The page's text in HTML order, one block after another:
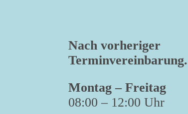
Nach vorheriger
Terminvereinbarung.
Montag – Freitag
08:00 – 12:00 Uhr